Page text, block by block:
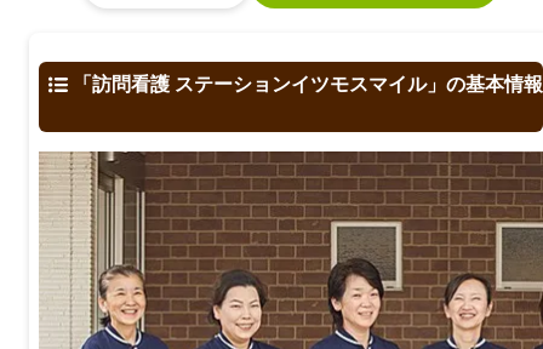
「訪問看護 ステーションイツモスマイル」の基本情報